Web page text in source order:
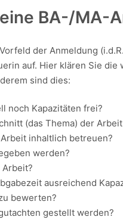
BA-/MA-
der Anmeldung
auf. Hier klären Sie die
sind dies:
noch Kapazitäten frei?
(das Thema) der
inhaltlich betreuen?
werden?
ausreichend
bewerten?
gestellt werden?